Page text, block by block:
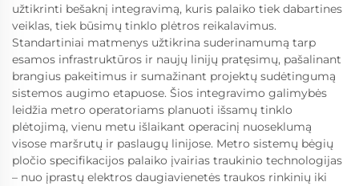
užtikrinti bešaknį integravimą, kuris palaiko tiek dabartines
veiklas, tiek būsimų tinklo plėtros reikalavimus.
Standartiniai matmenys užtikrina suderinamumą tarp
esamos infrastruktūros ir naujų linijų pratęsimų, pašalinant
brangius pakeitimus ir sumažinant projektų sudėtingumą
sistemos augimo etapuose. Šios integravimo galimybės
leidžia metro operatoriams planuoti išsamų tinklo
plėtojimą, vienu metu išlaikant operacinį nuoseklumą
visose maršrutų ir paslaugų linijose. Metro sistemų bėgių
pločio specifikacijos palaiko įvairias traukinio technologijas
– nuo įprastų elektros daugiavienetės traukos rinkinių iki